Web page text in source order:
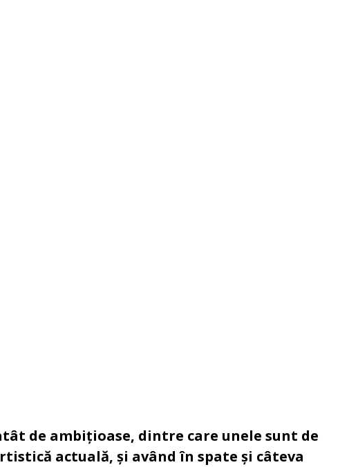
de ambițioase, dintre care unele sunt de
actuală, și având în spate și câteva